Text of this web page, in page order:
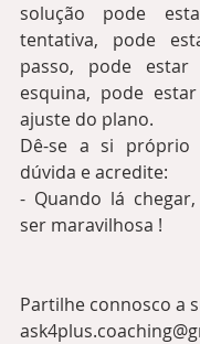
solução pode
tentativa, pode
passo, pode
esquina, pode
ajuste do plano.
Dê-se a si próprio
dúvida e acredite:
- Quando lá
ser maravilhosa !
Partilhe connosco a